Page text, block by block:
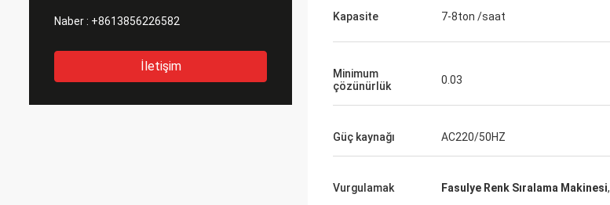
Naber : +8613856226582
İletişim
Kapasite 7-8ton /saat
Minimum
çözünürlük
0.03
Güç kaynağı AC220/50HZ
Vurgulamak Fasulye Renk Sıralama Makinesi,